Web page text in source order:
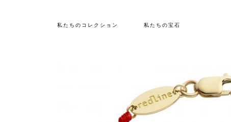
私たちのコレクション 私たちの宝石